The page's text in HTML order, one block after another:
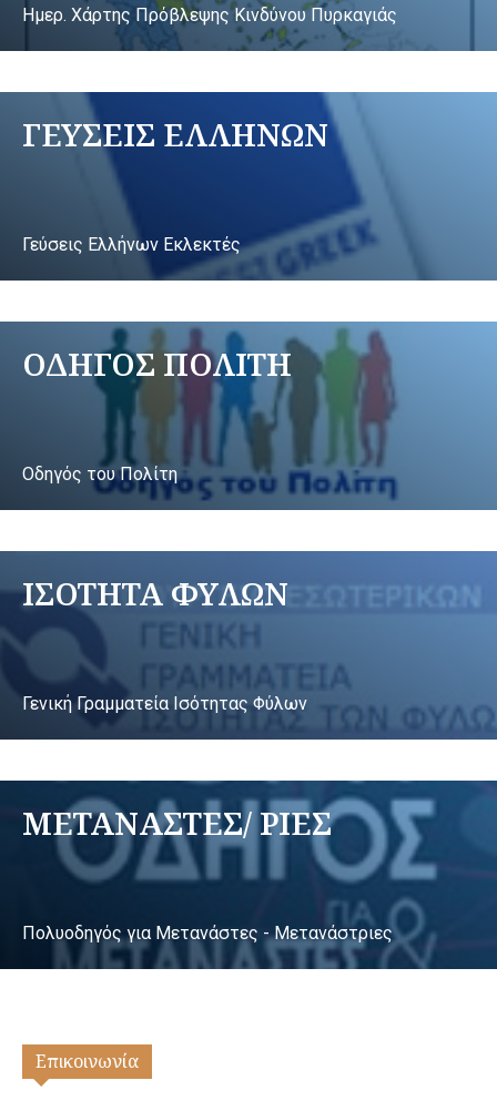
Ημερ. Χάρτης Πρόβλεψης Κινδύνου Πυρκαγιάς
ΓΕΥΣΕΙΣ ΕΛΛΗΝΩΝ
Γεύσεις Ελλήνων Εκλεκτές
ΟΔΗΓΟΣ ΠΟΛΙΤΗ
Οδηγός του Πολίτη
ΙΣΟΤΗΤΑ ΦΥΛΩΝ
Γενική Γραμματεία Ισότητας Φύλων
ΜΕΤΑΝΑΣΤΕΣ/ ΡΙΕΣ
Πολυοδηγός για Μετανάστες - Μετανάστριες
Επικοινωνία